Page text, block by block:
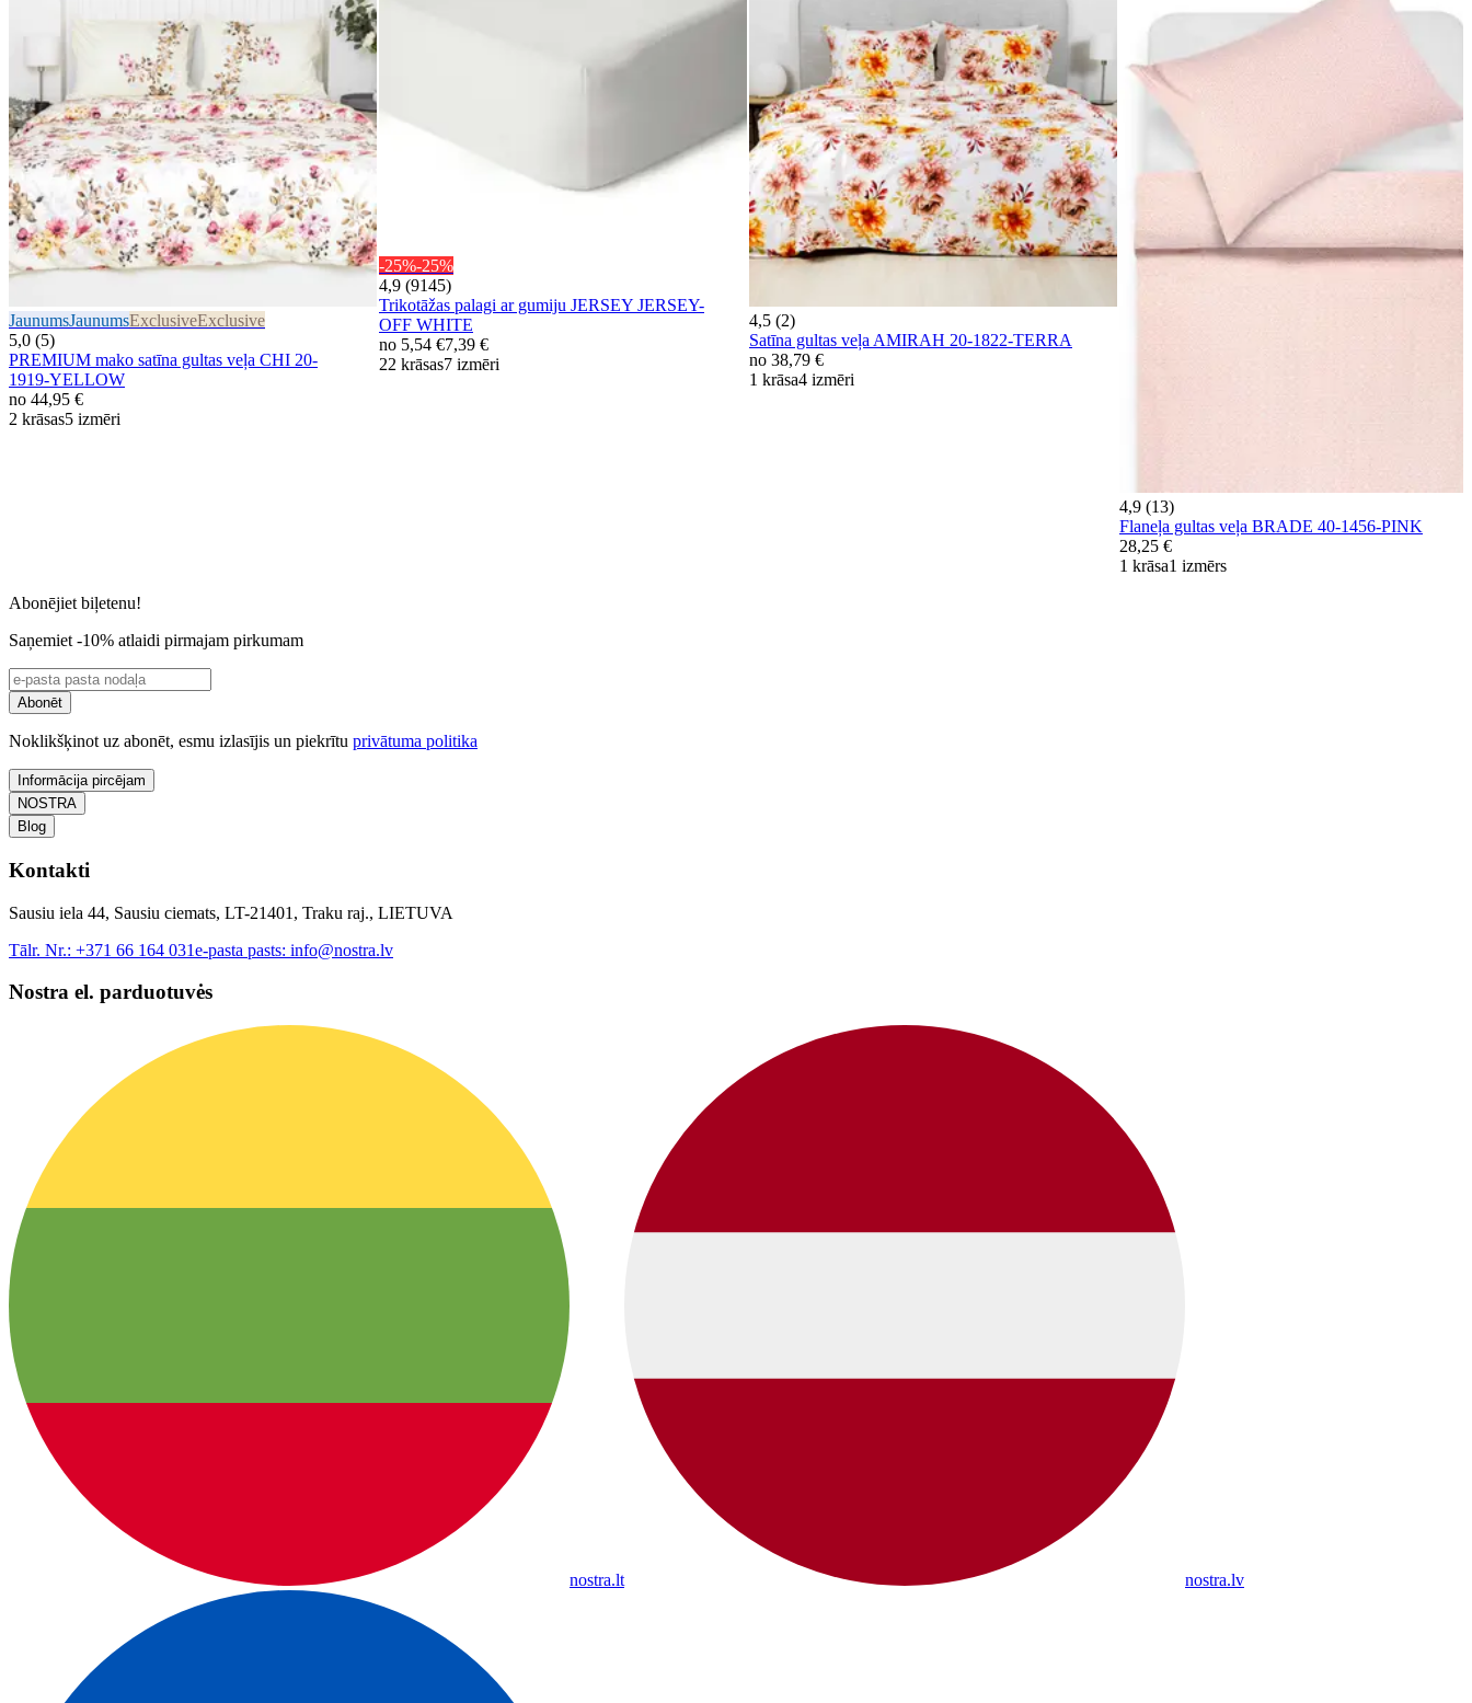
JaunumsJaunumsExclusiveExclusive
5,0 (5)
PREMIUM mako satīna gultas veļa CHI 20-
1919-YELLOW
no 44,95 €
2 krāsas5 izmēri
-25%-25%
4,9 (9145)
Trikotāžas palagi ar gumiju JERSEY JERSEY-
OFF WHITE
no 5,54 €7,39 €
22 krāsas7 izmēri
4,5 (2)
Satīna gultas veļa AMIRAH 20-1822-TERRA
no 38,79 €
1 krāsa4 izmēri
4,9 (13)
Flaneļa gultas veļa BRADE 40-1456-PINK
28,25 €
1 krāsa1 izmērs
Abonējiet biļetenu!
Saņemiet -10% atlaidi pirmajam pirkumam
Abonēt
Noklikšķinot uz abonēt, esmu izlasījis un piekrītu privātuma politika
Informācija pircējam
NOSTRA
Blog
Kontakti
Sausiu iela 44, Sausiu ciemats, LT-21401, Traku raj., LIETUVA
Tālr. Nr.: +371 66 164 031e-pasta pasts: info@nostra.lv
Nostra el. parduotuvės
nostra.lt nostra.lv